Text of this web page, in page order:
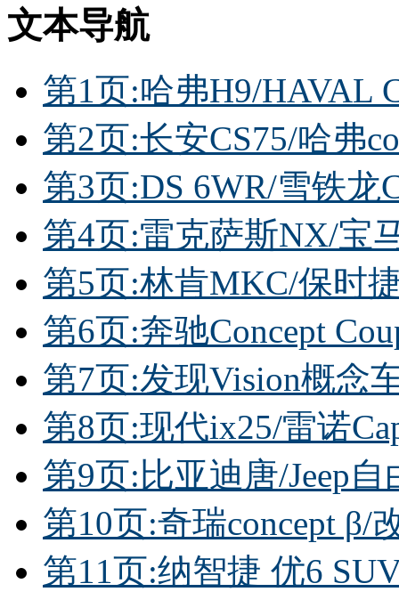
文本导航
第1页:哈弗H9/HAVAL
第2页:长安CS75/哈弗
第3页:DS 6WR/雪铁龙
第4页:雷克萨斯NX/宝
第5页:林肯MKC/保时
第6页:奔驰Concept
第7页:发现Vision概念
第8页:现代ix25/雷诺
第9页:比亚迪唐/Jeep自
第10页:奇瑞concept β/
第11页:纳智捷 优6